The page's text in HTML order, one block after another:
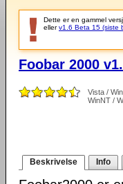
Dette er en gammel
ellerv1.6 Beta 15 (siste
Foobar 2000
Vista /
WinNT /
Beskrivelse Info